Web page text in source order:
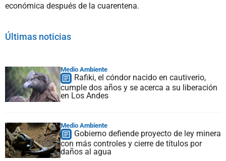
económica después de la cuarentena.
Últimas noticias
Medio Ambiente
Rafiki, el cóndor nacido en cautiverio,
cumple dos años y se acerca a su liberación
en Los Andes
Medio Ambiente
Gobierno defiende proyecto de ley minera
con más controles y cierre de títulos por
daños al agua